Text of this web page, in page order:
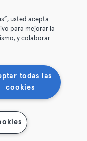
rights reserved.
de contratos aquí
usted acepta
para mejorar la
y colaborar
todas las
cookies